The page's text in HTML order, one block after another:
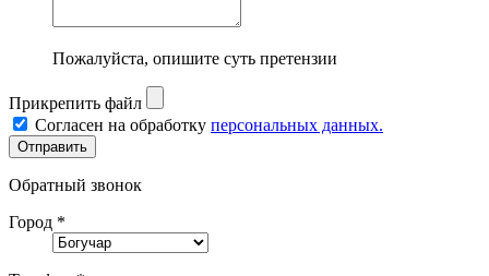
Пожалуйста, опишите суть претензии
Прикрепить файл
Согласен на обработку персональных данных.
Обратный звонок
Город *